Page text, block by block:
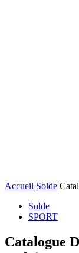
Accueil Solde
Solde
SPORT
Catalogue